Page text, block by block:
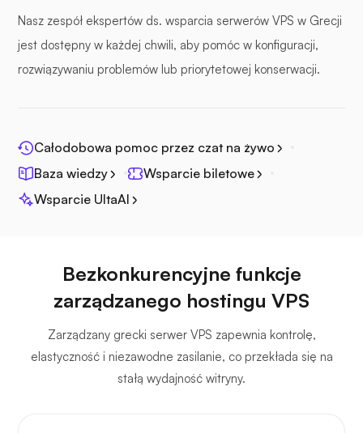
Fotopryzmat
Pleksa
Nasz zespół ekspertów ds. wsparcia serwerów VPS w Grecji
jest dostępny w każdej chwili, aby pomóc w konfiguracji,
rozwiązywaniu problemów lub priorytetowej konserwacji.
Całodobowa pomoc przez czat na żywo
Baza wiedzy
Wsparcie biletowe
Wsparcie UltaAI
Bezkonkurencyjne funkcje
zarządzanego hostingu VPS
Zarządzany grecki serwer VPS zapewnia kontrolę,
elastyczność i niezawodne zasilanie, co przekłada się na
stałą wydajność witryny.